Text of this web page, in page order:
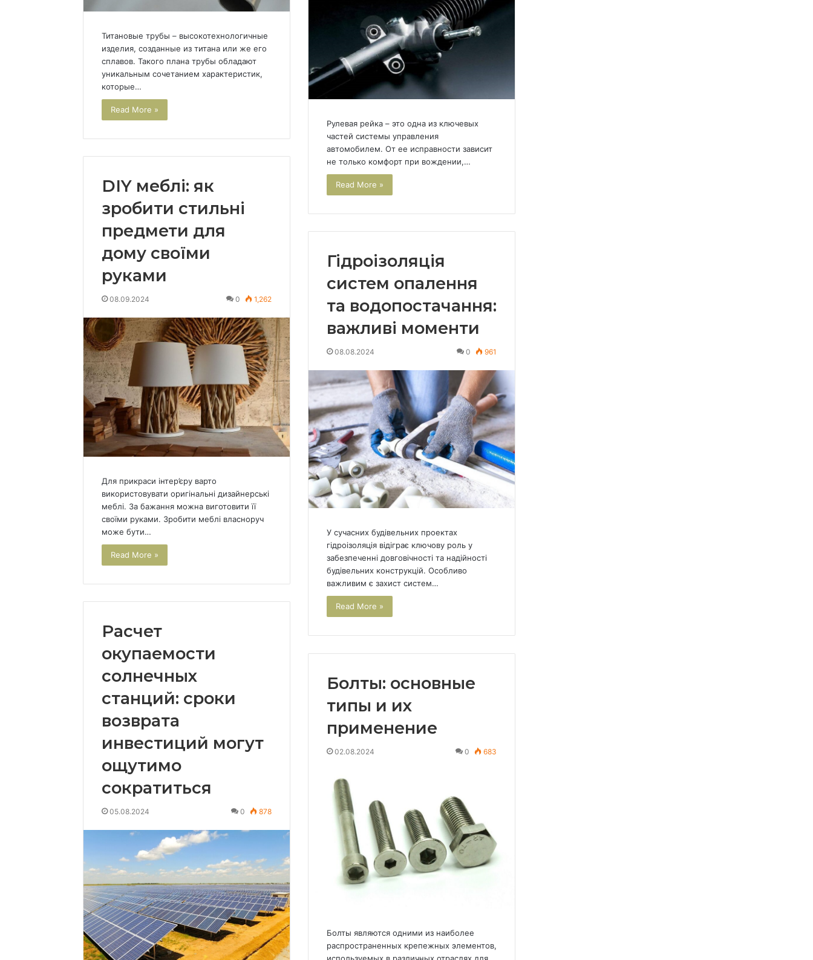
Титановые трубы – высокотехнологичные
изделия, созданные из титана или же его
сплавов. Такого плана трубы обладают
уникальным сочетанием характеристик,
которые…
Read More »
Рулевая рейка – это одна из ключевых
частей системы управления
автомобилем. От ее исправности зависит
не только комфорт при вождении,…
Read More »
DIY меблі: як
зробити стильні
предмети для
дому своїми
руками
08.09.2024 0 1,262
Для прикраси інтер’єру варто
використовувати оригінальні дизайнерські
меблі. За бажання можна виготовити її
своїми руками. Зробити меблі власноруч
може бути…
Read More »
Гідроізоляція
систем опалення
та водопостачання:
важливі моменти
08.08.2024 0 961
У сучасних будівельних проектах
гідроізоляція відіграє ключову роль у
забезпеченні довговічності та надійності
будівельних конструкцій. Особливо
важливим є захист систем…
Read More »
Расчет
окупаемости
солнечных
станций: сроки
возврата
инвестиций могут
ощутимо
сократиться
05.08.2024 0 878
Болты: основные
типы и их
применение
02.08.2024 0 683
Болты являются одними из наиболее
распространенных крепежных элементов,